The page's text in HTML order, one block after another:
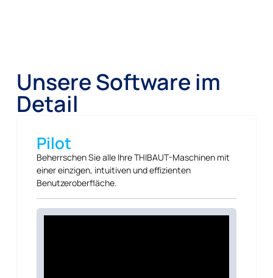
Unsere Software im
Detail
Pilot
Beherrschen Sie alle Ihre THIBAUT-Maschinen mit
einer einzigen, intuitiven und effizienten
Benutzeroberfläche.